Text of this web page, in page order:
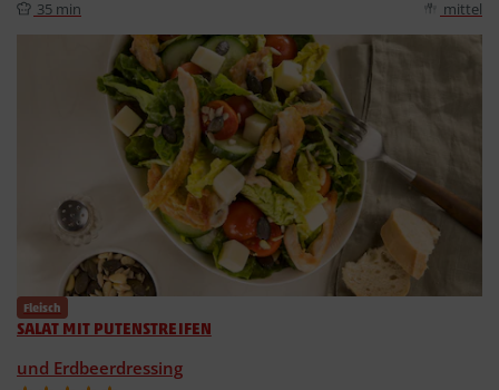
35 min mittel
Fleisch
SALAT MIT PUTENSTREIFEN
und Erdbeerdressing